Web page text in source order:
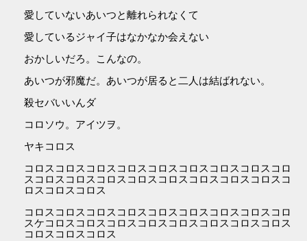
愛していないあいつと離れられなくて
愛しているジャイ子はなかなか会えない
おかしいだろ。こんなの。
あいつが邪魔だ。あいつが居ると二人は結ばれない。
殺セバいいんダ
コロソウ。アイツヲ。
ヤキコロス
コロスコロスコロスコロスコロスコロスコロスコロスコロ
スコロスコロスコロスコロスコロスコロスコロスコロスコ
ロスコロスコロス
コロスコロスコロスコロスコロスコロスコロスコロスコロ
スケコロスコロスコロスコロスコロスコロスコロスコロス
コロスコロスコロス